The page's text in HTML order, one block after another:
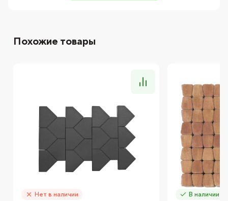
Похожие товары
Нет в наличии В наличии